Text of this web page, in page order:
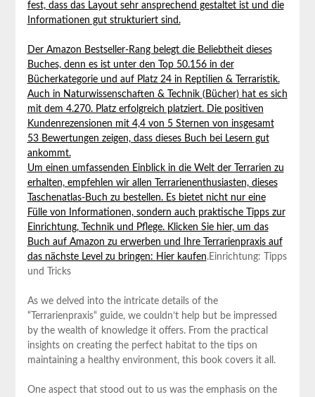
fest,​ dass das Layout sehr ansprechend gestaltet ‍ist und die
Informationen gut strukturiert sind.
Der Amazon Bestseller-Rang belegt die Beliebtheit dieses
Buches, denn‍ es ist unter den​ Top 50.156 in der
⁤Bücherkategorie und ‌auf ⁤Platz 24 in Reptilien & Terraristik.
Auch in Naturwissenschaften & Technik (Bücher) hat es sich
mit dem 4.270. Platz erfolgreich platziert. ⁢Die positiven
Kundenrezensionen mit 4,4 von ⁤5 Sternen von insgesamt⁣
53 Bewertungen​ zeigen,‌ dass dieses Buch bei⁢ Lesern gut
ankommt.
Um einen umfassenden Einblick in die Welt⁢ der Terrarien zu
erhalten, empfehlen ⁢wir allen Terrarienenthusiasten,‍ dieses
Taschenatlas-Buch zu bestellen. Es bietet nicht nur eine
Fülle von Informationen, sondern⁤ auch praktische⁤ Tipps zur⁣
Einrichtung, Technik und Pflege. Klicken Sie hier, ⁤um das
⁤Buch⁢ auf⁣ Amazon zu erwerben und Ihre Terrarienpraxis auf
das⁣ nächste Level zu bringen: Hier​ kaufen.Einrichtung: Tipps
und Tricks
As we delved into the intricate details of the ​
“Terrarienpraxis“ guide, we couldn’t help but be impressed
by ⁤the wealth⁢ of knowledge it offers. From the practical
‌insights on ‌creating the perfect habitat to the‍ tips on
maintaining a healthy environment, this book covers it all.
One aspect that stood out to us was the emphasis on⁢ the